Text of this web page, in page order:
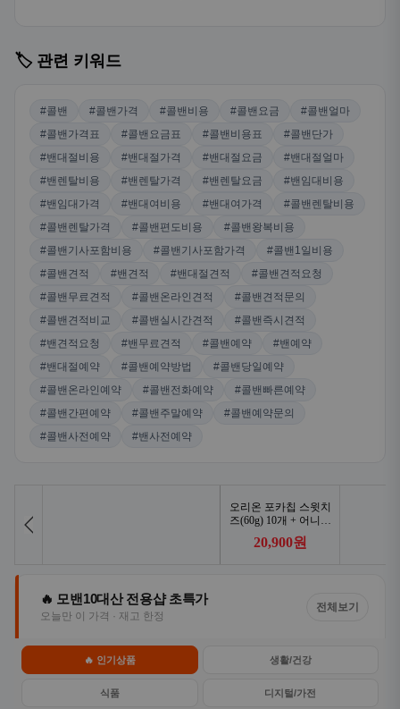
🏷️ 관련 키워드
#콜밴 #콜밴가격 #콜밴비용 #콜밴요금
#콜밴얼마
#콜밴가격표
#콜밴요금표 #콜밴비용표
#콜밴단가
#밴대절비용
#밴대절가격 #밴대절요금
#밴대절얼마
#밴렌탈비용
#밴렌탈가격 #밴렌탈요금
#밴임대비용
#밴임대가격
#밴대여비용 #밴대여가격
#콜밴렌탈비용
#콜밴렌탈가격
#콜밴편도비용
#콜밴왕복비용
#콜밴기사포함비용
#콜밴기사포함가격
#콜밴1일비용
#콜밴견적
#밴견적 #밴대절견적
#콜밴견적요청
#콜밴무료견적
#콜밴온라인견적
#콜밴견적문의
#콜밴견적비교
#콜밴실시간견적
#콜밴즉시견적
#밴견적요청
#밴무료견적 #콜밴예약
#밴예약
#밴대절예약
#콜밴예약방법
#콜밴당일예약
#콜밴온라인예약
#콜밴전화예약
#콜밴빠른예약
#콜밴간편예약
#콜밴주말예약
#콜밴예약문의
#콜밴사전예약
#밴사전예약
🔥 모밴10대산 전용샵 초특가
오늘만 이 가격 · 재고 한정
전체보기
🔥 인기상품 생활/건강
식품 디지털/가전